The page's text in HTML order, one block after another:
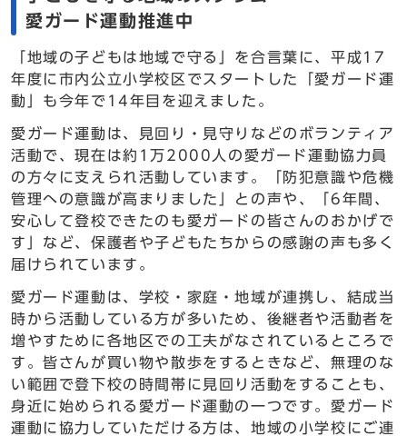
愛ガード運動推進中
「地域の子どもは地域で守る」を合言葉に、平成17
年度に市内公立小学校区でスタートした「愛ガード運
動」も今年で14年目を迎えました。
愛ガード運動は、見回り・見守りなどのボランティア
活動で、現在は約1万2000人の愛ガード運動協力員
の方々に支えられ活動しています。「防犯意識や危機
管理への意識が高まりました」との声や、「6年間、
安心して登校できたのも愛ガードの皆さんのおかげで
す」など、保護者や子どもたちからの感謝の声も多く
届けられています。
愛ガード運動は、学校・家庭・地域が連携し、結成当
時から活動している方が多いため、後継者や活動者を
増やすために各地区での工夫がなされているところで
す。皆さんが買い物や散歩をするときなど、無理のな
い範囲で登下校の時間帯に見回り活動をすることも、
身近に始められる愛ガード運動の一つです。愛ガード
運動に協力していただける方は、地域の小学校にご連